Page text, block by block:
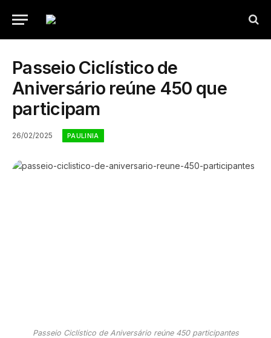
Passeio Ciclístico de
Aniversário reúne 450 que
participam
26/02/2025 PAULINIA
Passeio Ciclístico de Aniversário reúne 450 participantes